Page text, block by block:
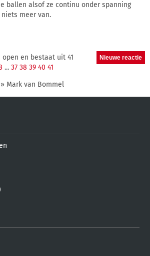
ballen alsof ze continu onder spanning
meer van.
en bestaat uit 41
... 37 38 39 40 41
» Mark van Bommel